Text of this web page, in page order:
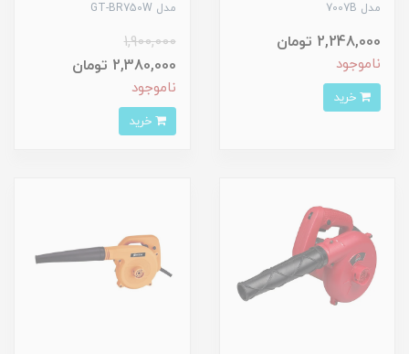
مدل 7007B
2,248,000 تومان
ناموجود
خرید
مدل GT-BR750W
1,900,000
2,380,000 تومان
ناموجود
خرید